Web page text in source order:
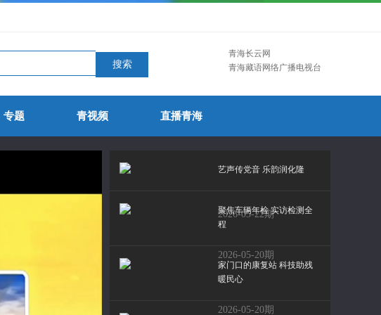
青海长云网
青海藏语网络广播电视台
专题 青视频 直播青海
艺声传党音 乐韵润化隆
2026-05-22期
聚焦车辆年检 实访检测全
程
2026-05-20期
家门口的康复站 科技助残
暖民心
2026-05-20期